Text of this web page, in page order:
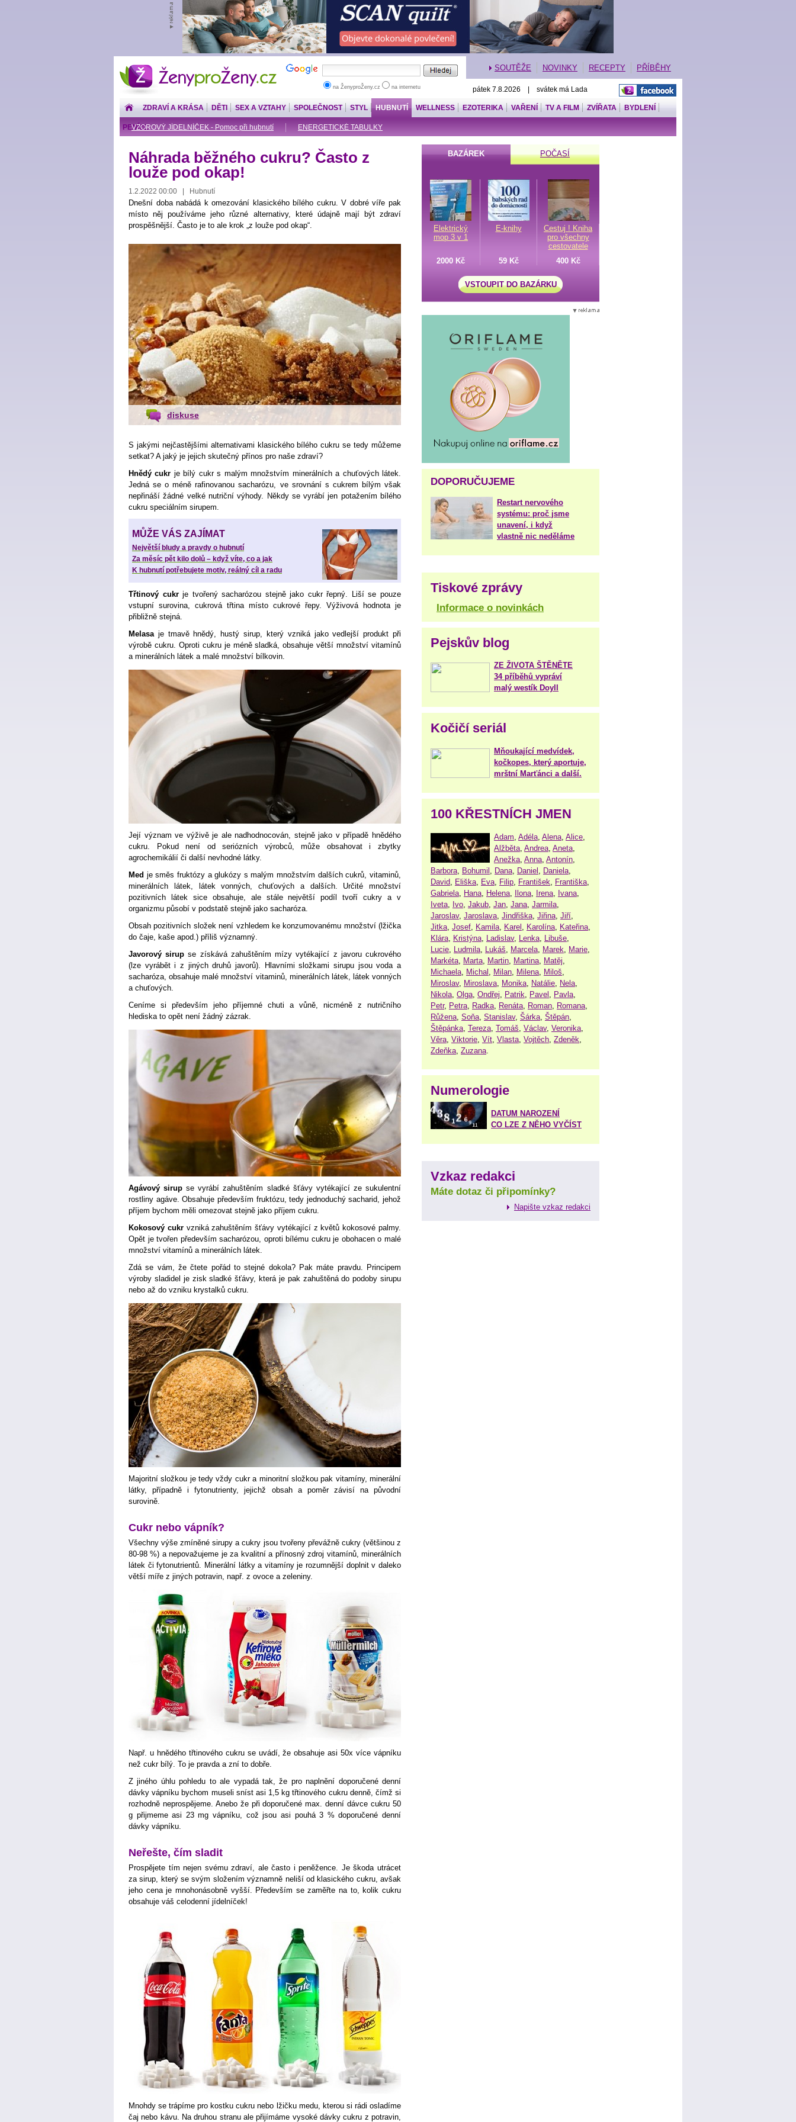
ŽenyproŽeny.cz
na ŽenyproŽeny.cz na internetu
SOUTĚŽE NOVINKY RECEPTY PŘÍBĚHY
pátek 7.8.2026 | svátek má Lada
ZDRAVÍ A KRÁSA DĚTI SEX A VZTAHY SPOLEČNOST STYL HUBNUTÍ
VZOROVÝ JÍDELNÍČEK - Pomoc při hubnutí ENERGETICKÉ TABULKY
WELLNESS EZOTERIKA VAŘENÍ TV A FILM ZVÍŘATA BYDLENÍ
PENÍZE
Náhrada běžného cukru? Často z
louže pod okap!
1.2.2022 00:00 | Hubnutí
Dnešní doba nabádá k omezování klasického bílého cukru. V dobré víře pak
místo něj používáme jeho různé alternativy, které údajně mají být zdraví
prospěšnější. Často je to ale krok „z louže pod okap“.
diskuse
S jakými nejčastějšími alternativami klasického bílého cukru se tedy můžeme
setkat? A jaký je jejich skutečný přínos pro naše zdraví?
Hnědý cukr je bílý cukr s malým množstvím minerálních a chuťových látek.
Jedná se o méně rafinovanou sacharózu, ve srovnání s cukrem bílým však
nepřináší žádné velké nutriční výhody. Někdy se vyrábí jen potažením bílého
cukru speciálním sirupem.
MŮŽE VÁS ZAJÍMAT
Největší bludy a pravdy o hubnutí
Za měsíc pět kilo dolů – když víte, co a jak
K hubnutí potřebujete motiv, reálný cíl a radu
Třtinový cukrje tvořený sacharózou stejně jako cukr řepný. Liší se pouze
vstupní surovina, cukrová třtina místo cukrové řepy. Výživová hodnota je
přibližně stejná.
Melasaje tmavě hnědý, hustý sirup, který vzniká jako vedlejší produkt při
výrobě cukru. Oproti cukru je méně sladká, obsahuje větší množství vitamínů
a minerálních látek a malé množství bílkovin.
Její význam ve výživě je ale nadhodnocován, stejně jako v případě hnědého
cukru. Pokud není od seriózních výrobců, může obsahovat i zbytky
agrochemikálií či další nevhodné látky.
Med je směs fruktózy a glukózy s malým množstvím dalších cukrů, vitaminů,
minerálních látek, látek vonných, chuťových a dalších. Určité množství
pozitivních látek sice obsahuje, ale stále největší podíl tvoří cukry a v
organizmu působí v podstatě stejně jako sacharóza.
Obsah pozitivních složek není vzhledem ke konzumovanému množství (lžička
do čaje, kaše apod.) příliš významný.
Javorový sirup se získává zahuštěním mízy vytékající z javoru cukrového
(lze vyrábět i z jiných druhů javorů). Hlavními složkami sirupu jsou voda a
sacharóza, obsahuje malé množství vitaminů, minerálních látek, látek vonných
a chuťových.
Ceníme si především jeho příjemné chuti a vůně, nicméně z nutričního
hlediska to opět není žádný zázrak.
Agávový sirup se vyrábí zahuštěním sladké šťávy vytékající ze sukulentní
rostliny agáve. Obsahuje především fruktózu, tedy jednoduchý sacharid, jehož
příjem bychom měli omezovat stejně jako příjem cukru.
Kokosový cukrvzniká zahuštěním šťávy vytékající z květů kokosové palmy.
Opět je tvořen především sacharózou, oproti bílému cukru je obohacen o malé
množství vitamínů a minerálních látek.
Zdá se vám, že čtete pořád to stejné dokola? Pak máte pravdu. Principem
výroby sladidel je zisk sladké šťávy, která je pak zahuštěná do podoby sirupu
nebo až do vzniku krystalků cukru.
Majoritní složkou je tedy vždy cukr a minoritní složkou pak vitamíny, minerální
látky, případně i fytonutrienty, jejichž obsah a poměr závisí na původní
surovině.
Cukr nebo vápník?
Všechny výše zmíněné sirupy a cukry jsou tvořeny převážně cukry (většinou z
80-98 %) a nepovažujeme je za kvalitní a přínosný zdroj vitamínů, minerálních
látek či fytonutrientů. Minerální látky a vitamíny je rozumnější doplnit v daleko
větší míře z jiných potravin, např. z ovoce a zeleniny.
Např. u hnědého třtinového cukru se uvádí, že obsahuje asi 50x více vápníku
než cukr bílý. To je pravda a zní to dobře.
Z jiného úhlu pohledu to ale vypadá tak, že pro naplnění doporučené denní
dávky vápníku bychom museli sníst asi 1,5 kg třtinového cukru denně, čímž si
rozhodně neprospějeme. Anebo že při doporučené max. denní dávce cukru 50
g přijmeme asi 23 mg vápníku, což jsou asi pouhá 3 % doporučené denní
dávky vápníku.
Neřešte, čím sladit
Prospějete tím nejen svému zdraví, ale často i peněžence. Je škoda utrácet
za sirup, který se svým složením významně neliší od klasického cukru, avšak
jeho cena je mnohonásobně vyšší. Především se zaměřte na to, kolik cukru
obsahuje váš celodenní jídelníček!
Mnohdy se trápíme pro kostku cukru nebo lžičku medu, kterou si rádi osladíme
čaj nebo kávu. Na druhou stranu ale přijímáme vysoké dávky cukru z potravin,
BAZÁREK POČASÍ
Elektrický
mop 3 v 1
E-knihy
Cestuj ! Kniha
pro všechny
cestovatele
2000 Kč
59 Kč 400 Kč
VSTOUPIT DO BAZÁRKU
DOPORUČUJEME
Restart nervového
systému: proč jsme
unavení, i když
vlastně nic neděláme
Tiskové zprávy
Informace o novinkách
Pejskův blog
ZE ŽIVOTA ŠTĚNĚTE
34 příběhů vypráví
malý westík Doyll
Kočičí seriál
Mňoukající medvídek,
kočkopes, který aportuje,
mrštní Marťánci a další.
100 KŘESTNÍCH JMEN
Adam Adéla Alena Alice
Alžběta Andrea Aneta
Anežka Anna Antonín
Barbora Bohumil Dana Daniel Daniela
David Eliška Eva Filip František Františka
Gabriela Hana Helena Ilona Irena Ivana
Iveta Ivo Jakub Jan Jana Jarmila
Jaroslav, Jaroslava Jindřiška Jiřina Jiří
Jitka Josef Kamila Karel Karolína Kateřina
Klára Kristýna Ladislav, Lenka Libuše
Lucie Ludmila Lukáš Marcela Marek Marie
Markéta Marta Martin Martina Matěj
Michaela Michal Milan Milena Miloš
Miroslav, Miroslava Monika Natálie Nela
Nikola Olga Ondřej Patrik Pavel Pavla
Petr, Petra Radka Renáta Roman Romana
Růžena Soňa Stanislav, Šárka Štěpán
Štěpánka Tereza Tomáš Václav, Veronika
Věra Viktorie Vít Vlasta Vojtěch Zdeněk
Zdeňka Zuzana
Numerologie
DATUM NAROZENÍ
CO LZE Z NĚHO VYČÍST
Vzkaz redakci
Máte dotaz či připomínky?
Napište vzkaz redakci